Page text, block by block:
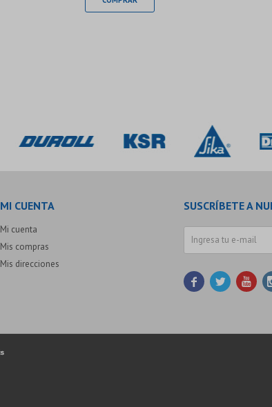
MI CUENTA
Mi cuenta
Mis compras
Mis direcciones
SUSCRÍBETE A
  